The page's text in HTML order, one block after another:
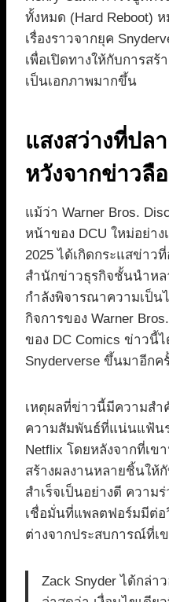
ทั้งหมด (Hard Reboot)
เรื่องราวจากยุค
เพื่อเปิดทางให้กับการสร้
เป็นเอกภาพมากขึ้น
แสงสว่างที่ปล
หวังจากข่าวลือ
แม้ว่า Warner Bros.
หน้าของ DCU ใหม่อย่า
2025 ได้เกิดกระแสข่าว
สำนักข่าวธุรกิจชั้นนำหล
กำลังพิจารณาความเป็น
กิจการของ Warner
ของ DC Comics ข่าวนี้
Snyderverse ขึ้นมาอีกค
เหตุผลที่ข่าวนี้มีความสำ
ความสัมพันธ์ที่แน่นแฟ้นร
Netflix โดยหลังจากที่เข
สร้างผลงานหลายชิ้นให้
สำเร็จเป็นอย่างดี ความ
เชื่อมั่นที่แพลตฟอร์มมีต่
ต่างจากประสบการณ์ที่เ
Zack Snyder ได้กล่